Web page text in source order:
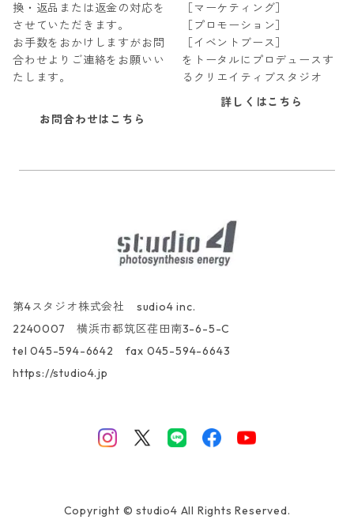
換・返品または返金の対応を
させていただきます。
お手数をおかけしますがお問
合わせよりご連絡をお願いい
たします。
お問合わせはこちら
［マーケティング］
［プロモーション］
［イベントブース］
をトータルにプロデュースす
るクリエイティブスタジオ
詳しくはこちら
第4スタジオ株式会社 sudio4 inc.
2240007 横浜市都筑区荏田南3-6-5-C
tel 045-594-6642 fax 045-594-6643
https://studio4.jp
Copyright © studio4 All Rights Reserved.